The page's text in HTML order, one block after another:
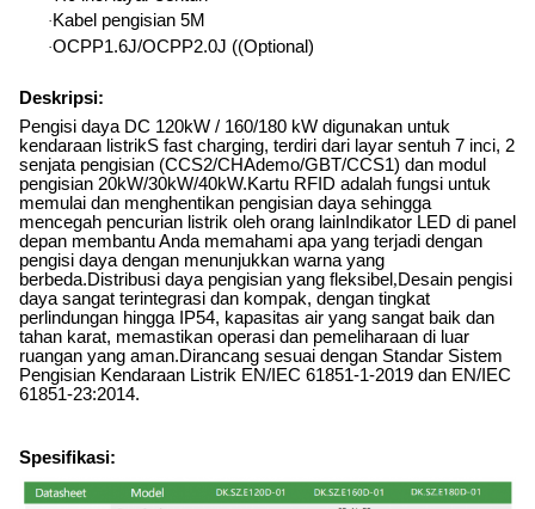
· Kabel pengisian 5M
·OCPP1.6J/OCPP2.0J ((Optional)
Deskripsi:
Pengisi daya DC 120kW / 160/180 kW digunakan untuk
kendaraan listrikS fast charging, terdiri dari layar sentuh 7 inci, 2
senjata pengisian (CCS2/CHAdemo/GBT/CCS1) dan modul
pengisian 20kW/30kW/40kW.Kartu RFID adalah fungsi untuk
memulai dan menghentikan pengisian daya sehingga
mencegah pencurian listrik oleh orang lainIndikator LED di panel
depan membantu Anda memahami apa yang terjadi dengan
pengisi daya dengan menunjukkan warna yang
berbeda.Distribusi daya pengisian yang fleksibel ,Desain pengisi
daya sangat terintegrasi dan kompak, dengan tingkat
perlindungan hingga IP54, kapasitas air yang sangat baik dan
tahan karat, memastikan operasi dan pemeliharaan di luar
ruangan yang aman.Dirancang sesuai dengan Standar Sistem
Pengisian Kendaraan Listrik EN/IEC 61851-1-2019 dan EN/IEC
61851-23:2014.
Spesifikasi: